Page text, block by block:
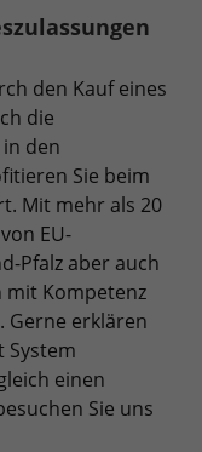
den Kauf eines
die
den
Sie beim
Mit mehr als 20
EU-
Pfalz aber auch
mit Kompetenz
Gerne erklären
System
einen
Sie uns